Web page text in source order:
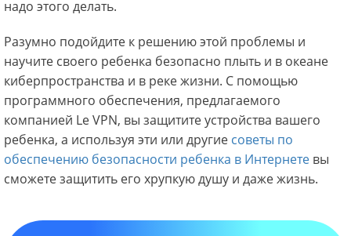
надо этого делать.
Разумно подойдите к решению этой проблемы и
научите своего ребенка безопасно плыть и в океане
киберпространства и в реке жизни. С помощью
программного обеспечения, предлагаемого
компанией Le VPN, вы защитите устройства вашего
ребенка, а используя эти или другие советы по
обеспечению безопасности ребенка в Интернете вы
сможете защитить его хрупкую душу и даже жизнь.